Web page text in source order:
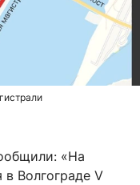
«На
Волгограде V